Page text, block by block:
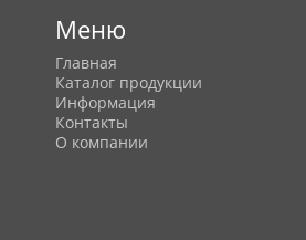
Меню
Главная
Каталог продукции
Информация
Контакты
О компании